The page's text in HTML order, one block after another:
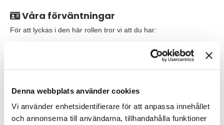
Denna webbplats använder cookies
Vi använder enhetsidentifierare för att anpassa innehållet
och annonserna till användarna, tillhandahålla funktioner
Våra förväntningar
För att lyckas i den här rollen tror vi att du har:
Förståelse för lager 2- och lager 3-protokoll och deras
diagnostisera och lösa nätverksproblem.
Ett intresse för att hålla dig uppdaterad med de senaste
trenderna inom nätverksteknik och digitalisering.